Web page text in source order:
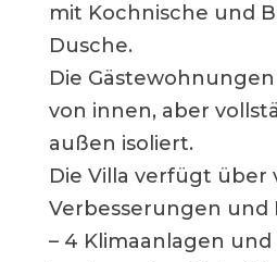
mit Kochnische und
Dusche.
Die
von innen, aber
außen isoliert.
Die Villa verfügt über
Verbesserungen und
– 4 Klimaanlagen